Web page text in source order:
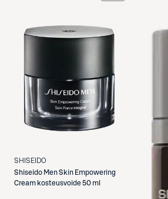
SHISEIDO
Shiseido Men Skin Empowering
Cream kosteusvoide 50 ml